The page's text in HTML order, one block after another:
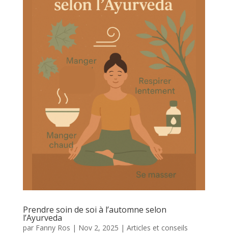
Prendre soin de soi à l’automne selon
l’Ayurveda
par Fanny Ros | Nov 2, 2025 | Articles et conseils